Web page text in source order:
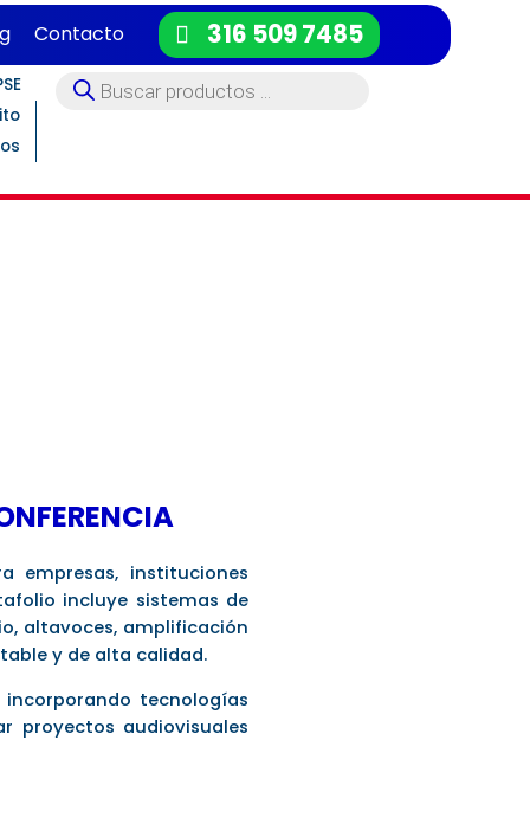
Contacto 316 509 7485
Búsqueda
de
empresas, instituciones
incluye sistemas de
altavoces, amplificación
y de alta calidad.
tecnologías
proyectos audiovisuales